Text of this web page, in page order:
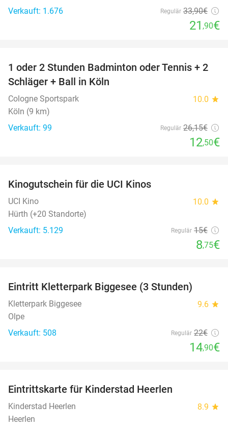
Verkauft: 1.676 Regulär 33,90€
21 ,90€
52%
1 oder 2 Stunden Badminton oder Tennis + 2
Schläger + Ball in Köln
Cologne Sportspark 10.0 star
Köln (9 km)
Verkauft: 99
Regulär 26,15€
12,50€
Kinogutschein für die UCI Kinos
UCI Kino 10.0 star
Hürth (+20 Standorte)
Verkauft: 5.129
Regulär 15€
8,75€
Eintritt Kletterpark Biggesee (3 Stunden)
Kletterpark Biggesee 9.6 star
Olpe
Verkauft: 508
Regulär 22€
14,90€
Eintrittskarte für Kinderstad Heerlen
Kinderstad Heerlen 8.9 star
Heerlen